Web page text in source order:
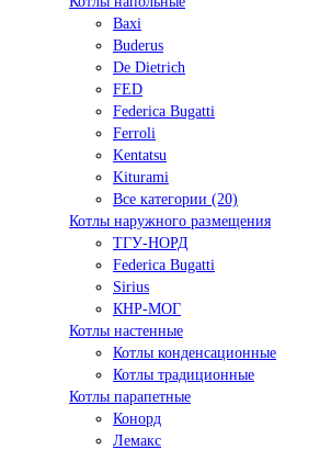
Baxi
Buderus
De Dietrich
FED
Federica Bugatti
Ferroli
Kentatsu
Kiturami
Все категории (20)
Котлы наружного размещения
ТГУ-НОРД
Federica Bugatti
Sirius
КНР-МОГ
Котлы настенные
Котлы конденсационные
Котлы традиционные
Котлы парапетные
Конорд
Лемакс